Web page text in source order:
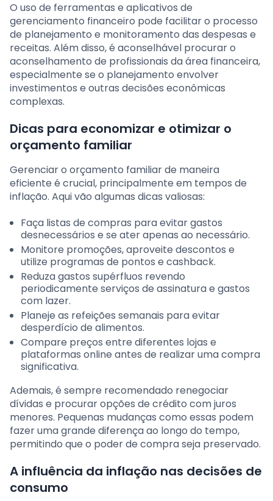
O uso de ferramentas e aplicativos de
gerenciamento financeiro pode facilitar o processo
de planejamento e monitoramento das despesas e
receitas. Além disso, é aconselhável procurar o
aconselhamento de profissionais da área financeira,
especialmente se o planejamento envolver
investimentos e outras decisões econômicas
complexas.
Dicas para economizar e otimizar o
orçamento familiar
Gerenciar o orçamento familiar de maneira
eficiente é crucial, principalmente em tempos de
inflação. Aqui vão algumas dicas valiosas:
Faça listas de compras para evitar gastos
desnecessários e se ater apenas ao necessário.
Monitore promoções, aproveite descontos e
utilize programas de pontos e cashback.
Reduza gastos supérfluos revendo
periodicamente serviços de assinatura e gastos
com lazer.
Planeje as refeições semanais para evitar
desperdício de alimentos.
Compare preços entre diferentes lojas e
plataformas online antes de realizar uma compra
significativa.
Ademais, é sempre recomendado renegociar
dívidas e procurar opções de crédito com juros
menores. Pequenas mudanças como essas podem
fazer uma grande diferença ao longo do tempo,
permitindo que o poder de compra seja preservado.
A influência da inflação nas decisões de
consumo